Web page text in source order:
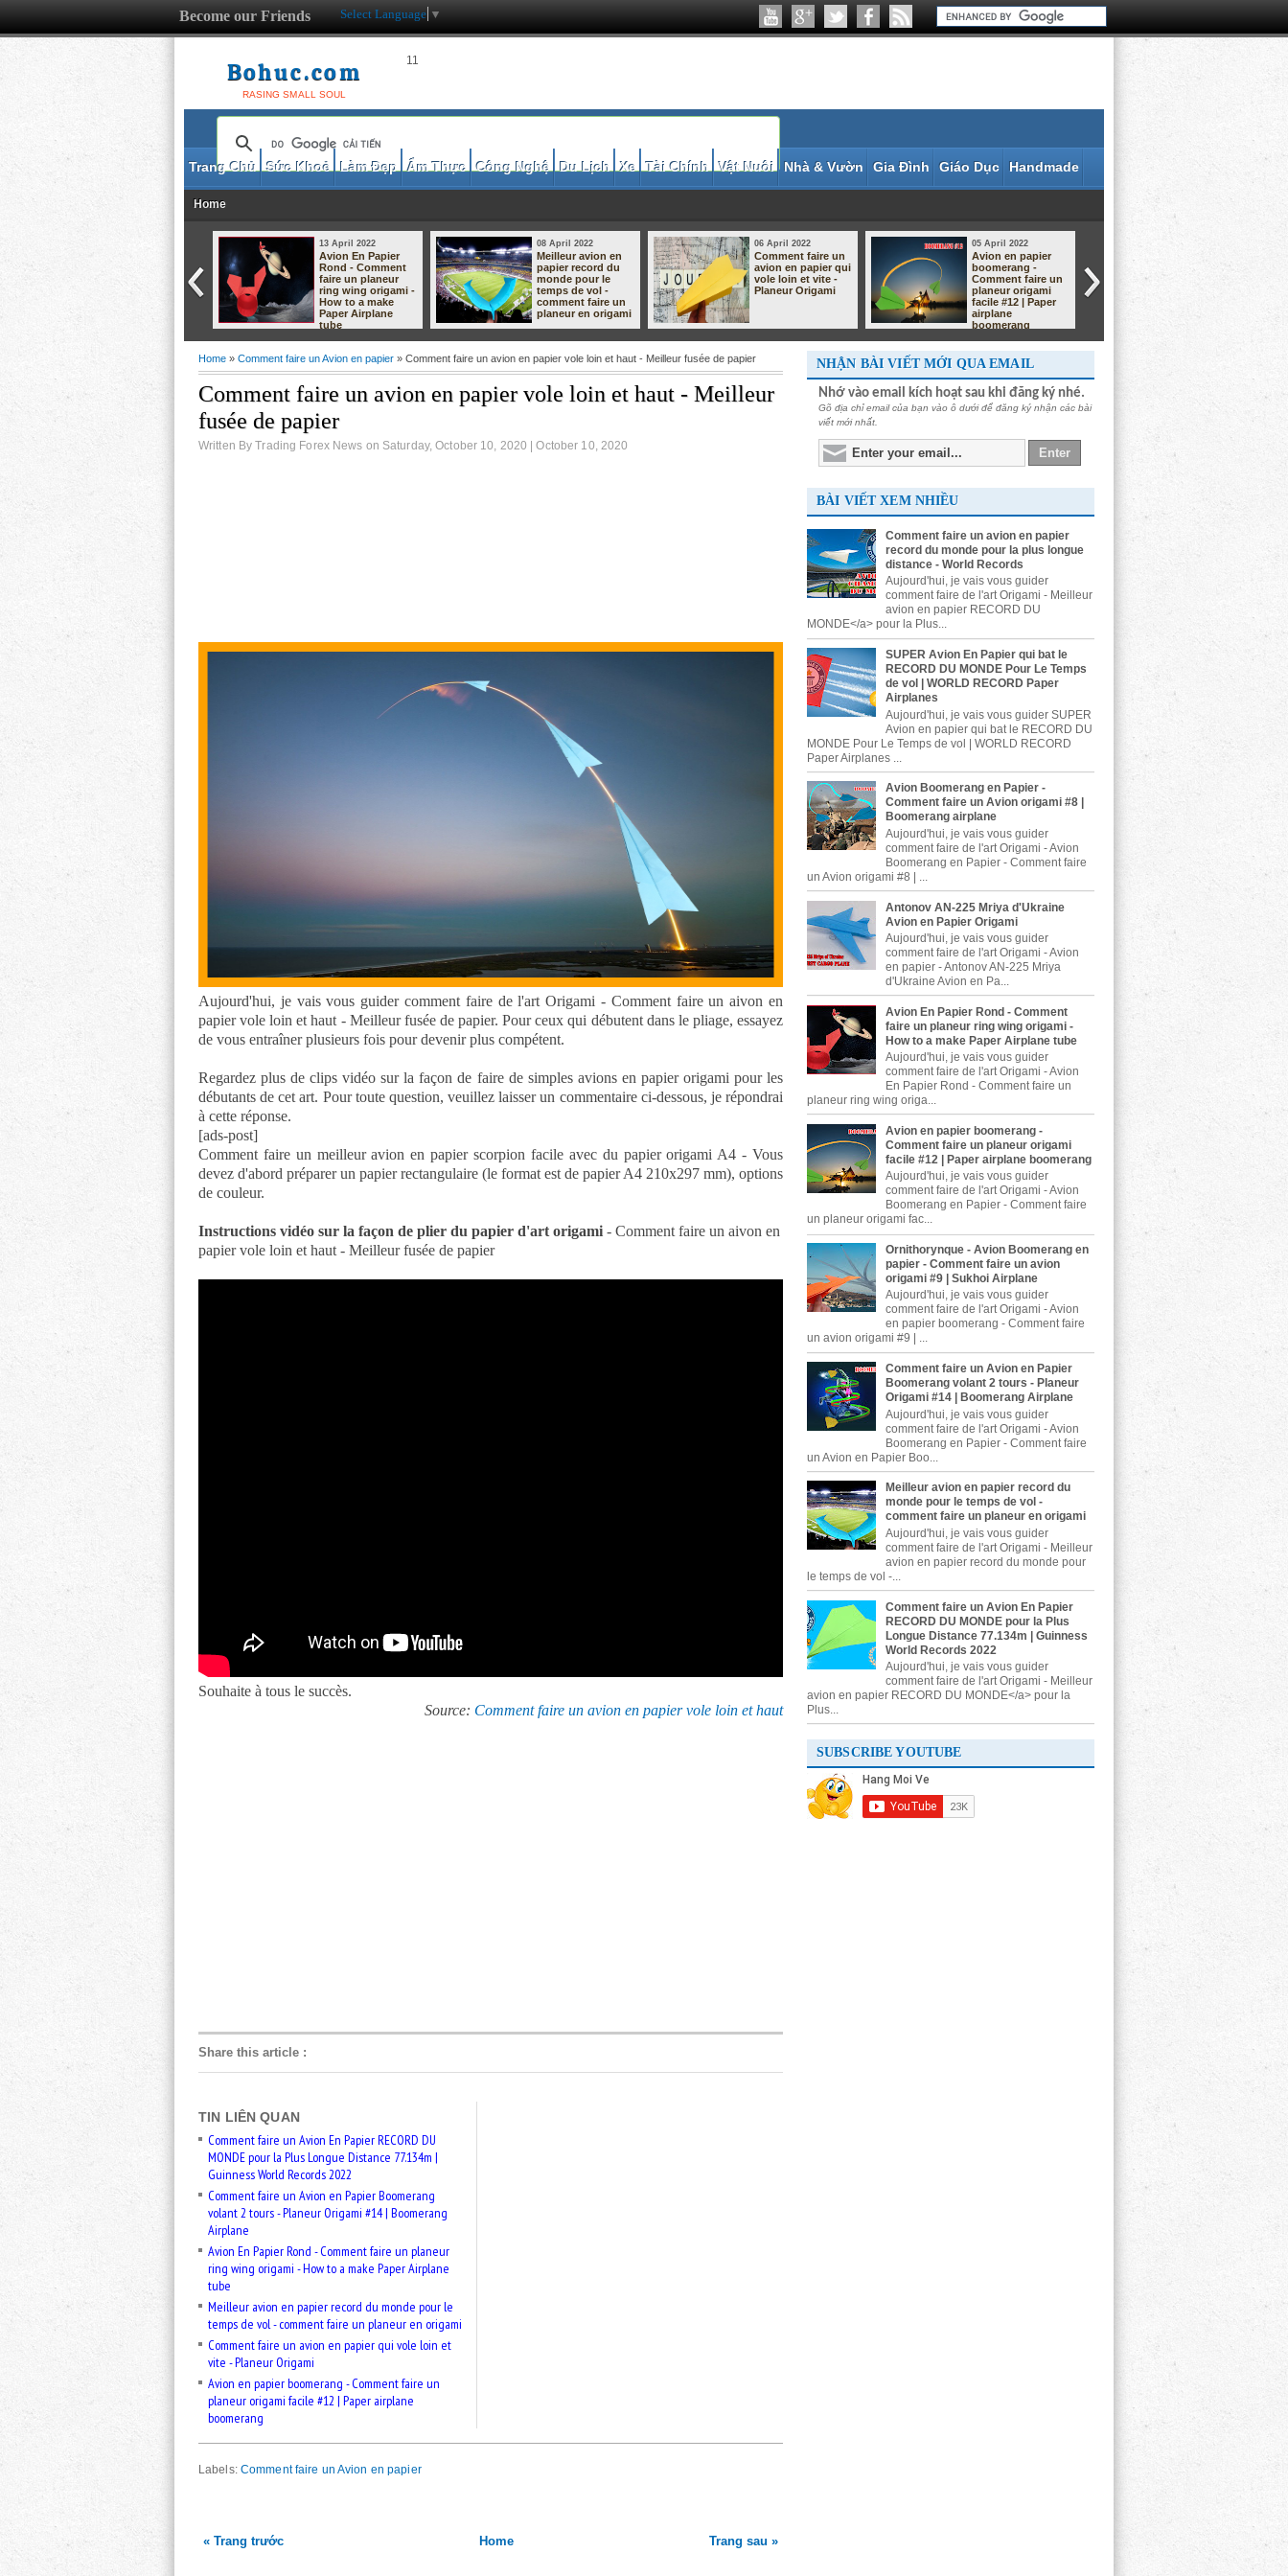
Become our Friends Select Language ▼
Bohuc.com
RASING SMALL SOUL
11
Trang Chủ Sức Khoẻ Làm Đẹp Ẩm Thực Công Nghệ Du Lịch Xe Tài Chính Vật Nuôi Nhà & Vườn Gia Đình Giáo Dục Handmade
Home
faire un planeur
08 April 2022
Meilleur avion en
papier record du
monde pour le
temps de vol -
comment faire un
planeur en origami
06 April 2022
Comment faire un
avion en papier qui
vole loin et vite -
Planeur Origami
05 April 2022
Avion en papier
boomerang -
Comment faire un
planeur origami
facile #12 | Paper
airplane
boomerang
04 April 2022
Avion Boomerang
en Papier -
Comment faire un
Avion origami #8 |
Boomerang
airplane
Mriya d'Ukraine
Avion en Papier
Home » Comment faire un Avion en papier » Comment faire un avion en papier vole loin et haut - Meilleur fusée de papier
Comment faire un avion en papier vole loin et haut - Meilleur
fusée de papier
Written By Trading Forex News on Saturday, October 10, 2020 |October 10, 2020
Aujourd'hui, je vais vous guider comment faire de l'art Origami - Comment faire un aivon en
papier vole loin et haut - Meilleur fusée de papier. Pour ceux qui débutent dans le pliage, essayez
de vous entraîner plusieurs fois pour devenir plus compétent.
Regardez plus de clips vidéo sur la façon de faire de simples avions en papier origami pour les
débutants de cet art. Pour toute question, veuillez laisser un commentaire ci-dessous, je répondrai
à cette réponse.
[ads-post]
Comment faire un meilleur avion en papier scorpion facile avec du papier origami A4 - Vous
devez d'abord préparer un papier rectangulaire (le format est de papier A4 210x297 mm), options
de couleur.
Instructions vidéo sur la façon de plier du papier d'art origami - Comment faire un aivon en
papier vole loin et haut - Meilleur fusée de papier
Souhaite à tous le succès.
Source: Comment faire un avion en papier vole loin et haut
Share this article :
TIN LIÊN QUAN
Comment faire un Avion En Papier RECORD DU
MONDE pour la Plus Longue Distance 77.134m |
Guinness World Records 2022
Comment faire un Avion en Papier Boomerang
volant 2 tours - Planeur Origami #14 | Boomerang
Airplane
Avion En Papier Rond - Comment faire un planeur
ring wing origami - How to a make Paper Airplane
tube
Meilleur avion en papier record du monde pour le
temps de vol - comment faire un planeur en origami
Comment faire un avion en papier qui vole loin et
vite - Planeur Origami
Avion en papier boomerang - Comment faire un
planeur origami facile #12 | Paper airplane
boomerang
Labels: Comment faire un Avion en papier
« Trang trước Trang sau »
Home
NHẬN BÀI VIẾT MỚI QUA EMAIL
Nhớ vào email kích hoạt sau khi đăng ký nhé.
Gõ địa chỉ email của bạn vào ô dưới để đăng ký nhận các bài
viết mới nhất.
BÀI VIẾT XEM NHIỀU
Comment faire un avion en papier
record du monde pour la plus longue
distance - World Records
Aujourd'hui, je vais vous guider
comment faire de l'art Origami - Meilleur
avion en papier RECORD DU
MONDE</a> pour la Plus...
SUPER Avion En Papier qui bat le
RECORD DU MONDE Pour Le Temps
de vol | WORLD RECORD Paper
Airplanes
Aujourd'hui, je vais vous guider SUPER
Avion en papier qui bat le RECORD DU
MONDE Pour Le Temps de vol | WORLD RECORD
Paper Airplanes ...
Avion Boomerang en Papier -
Comment faire un Avion origami #8 |
Boomerang airplane
Aujourd'hui, je vais vous guider
comment faire de l'art Origami - Avion
Boomerang en Papier - Comment faire
un Avion origami #8 | ...
Antonov AN-225 Mriya d'Ukraine
Avion en Papier Origami
Aujourd'hui, je vais vous guider
comment faire de l'art Origami - Avion
en papier - Antonov AN-225 Mriya
d'Ukraine Avion en Pa...
Avion En Papier Rond - Comment
faire un planeur ring wing origami -
How to a make Paper Airplane tube
Aujourd'hui, je vais vous guider
comment faire de l'art Origami - Avion
En Papier Rond - Comment faire un
planeur ring wing origa...
Avion en papier boomerang -
Comment faire un planeur origami
facile #12 | Paper airplane boomerang
Aujourd'hui, je vais vous guider
comment faire de l'art Origami - Avion
Boomerang en Papier - Comment faire
un planeur origami fac...
Ornithorynque - Avion Boomerang en
papier - Comment faire un avion
origami #9 | Sukhoi Airplane
Aujourd'hui, je vais vous guider
comment faire de l'art Origami - Avion
en papier boomerang - Comment faire
un avion origami #9 | ...
Comment faire un Avion en Papier
Boomerang volant 2 tours - Planeur
Origami #14 | Boomerang Airplane
Aujourd'hui, je vais vous guider
comment faire de l'art Origami - Avion
Boomerang en Papier - Comment faire
un Avion en Papier Boo...
Meilleur avion en papier record du
monde pour le temps de vol -
comment faire un planeur en origami
Aujourd'hui, je vais vous guider
comment faire de l'art Origami - Meilleur
avion en papier record du monde pour
le temps de vol -...
Comment faire un Avion En Papier
RECORD DU MONDE pour la Plus
Longue Distance 77.134m | Guinness
World Records 2022
Aujourd'hui, je vais vous guider
comment faire de l'art Origami - Meilleur
avion en papier RECORD DU MONDE</a> pour la
Plus...
SUBSCRIBE YOUTUBE